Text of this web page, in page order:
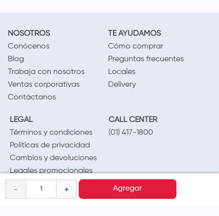
＋
－ Agregar
NOSOTROS
Conócenos
Blog
Trabaja con nosotros
Ventas corporativas
Contáctanos
TE AYUDAMOS
Cómo comprar
Preguntas frecuentes
Locales
Delivery
LEGAL
Términos y condiciones
Políticas de privacidad
Cambios y devoluciones
Legales promocionales
CALL CENTER
(01) 417-1800